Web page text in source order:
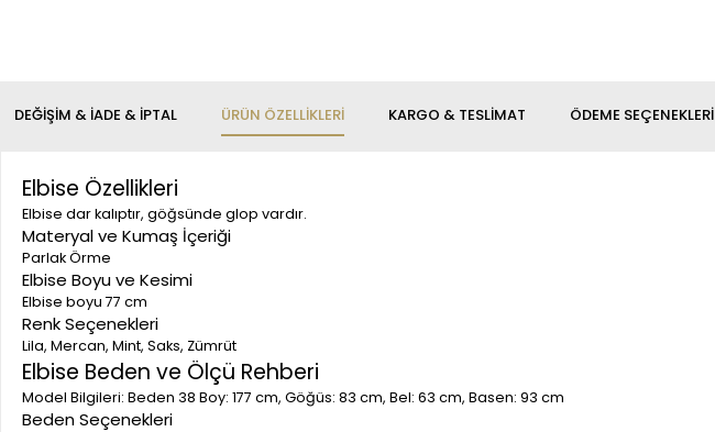
ÜRÜN ÖZELLIKLERI ÖDEME SEÇENEKLERI
DEĞIŞIM & İADE & İPTAL KARGO & TESLIMAT
Elbise Özellikleri
Elbise dar kalıptır, göğsünde glop vardır.
Materyal ve Kumaş İçeriği
Parlak Örme
Elbise Boyu ve Kesimi
Elbise boyu 77 cm
Renk Seçenekleri
Lila, Mercan, Mint, Saks, Zümrüt
Elbise Beden ve Ölçü Rehberi
Model Bilgileri: Beden 38 Boy: 177 cm, Göğüs: 83 cm, Bel: 63 cm, Basen: 93 cm
Beden Seçenekleri